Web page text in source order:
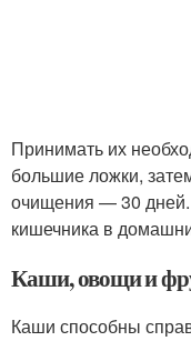
Принимать их
большие ложки,
очищения — 30 дней.
кишечника в
Каши, овощи и
Каши способны